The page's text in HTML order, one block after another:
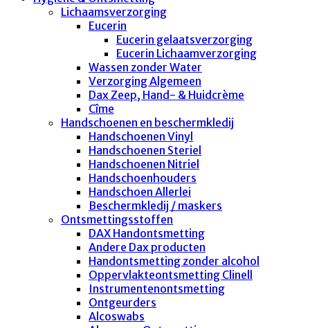
Lichaamsverzorging
Eucerin
Eucerin gelaatsverzorging
Eucerin Lichaamverzorging
Wassen zonder Water
Verzorging Algemeen
Dax Zeep, Hand- & Huidcrème
Cîme
Handschoenen en beschermkledij
Handschoenen Vinyl
Handschoenen Steriel
Handschoenen Nitriel
Handschoenhouders
Handschoen Allerlei
Beschermkledij / maskers
Ontsmettingsstoffen
DAX Handontsmetting
Andere Dax producten
Handontsmetting zonder alcohol
Oppervlakteontsmetting Clinell
Instrumentenontsmetting
Ontgeurders
Alcoswabs